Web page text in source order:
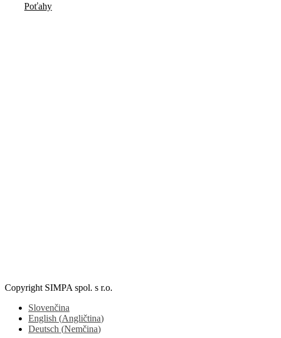
Poťahy
Copyright SIMPA spol. s r.o.
Slovenčina
English (Angličtina)
Deutsch (Nemčina)